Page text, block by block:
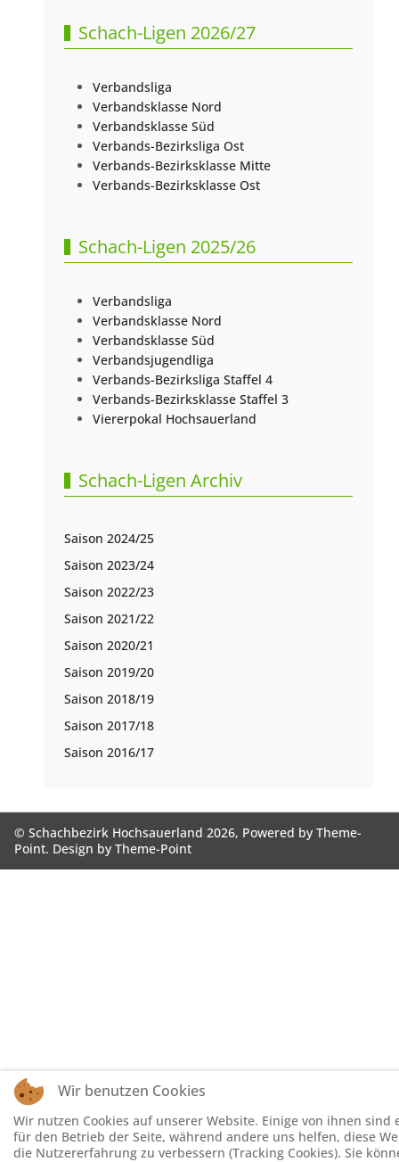
Schach-Ligen 2026/27
Verbandsliga
Verbandsklasse Nord
Verbandsklasse Süd
Verbands-Bezirksliga Ost
Verbands-Bezirksklasse Mitte
Verbands-Bezirksklasse Ost
Schach-Ligen 2025/26
Verbandsliga
Verbandsklasse Nord
Verbandsklasse Süd
Verbandsjugendliga
Verbands-Bezirksliga Staffel 4
Verbands-Bezirksklasse Staffel 3
Viererpokal Hochsauerland
Schach-Ligen Archiv
Saison 2024/25
Saison 2023/24
Saison 2022/23
Saison 2021/22
Saison 2020/21
Saison 2019/20
Saison 2018/19
Saison 2017/18
Saison 2016/17
© Schachbezirk Hochsauerland 2026, Powered byTheme-
Point. Design byTheme-Point
Wir benutzen Cookies
Wir nutzen Cookies auf unserer Website. Einige von ihnen sind
für den Betrieb der Seite, während andere uns helfen, diese
die Nutzererfahrung zu verbessern (Tracking Cookies). Sie